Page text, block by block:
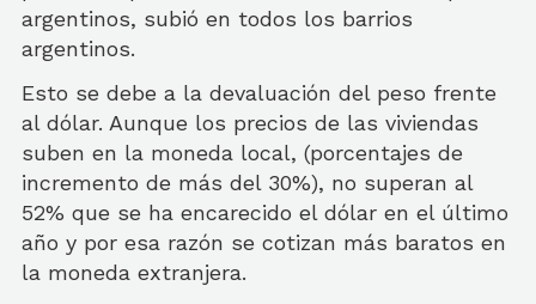
argentinos, subió en todos los barrios
argentinos.
Esto se debe a la devaluación del peso frente
al dólar. Aunque los precios de las viviendas
suben en la moneda local, (porcentajes de
incremento de más del 30%), no superan al
52% que se ha encarecido el dólar en el último
año y por esa razón se cotizan más baratos en
la moneda extranjera.